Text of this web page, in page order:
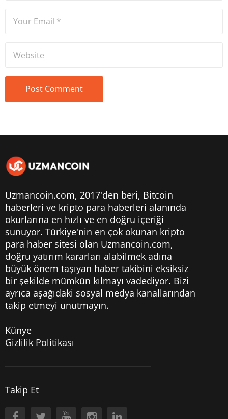
Uzmancoin.com, 2017'den beri, Bitcoin
haberleri ve kripto para haberleri alanında
okurlarına en hızlı ve en doğru içeriği
sunuyor. Türkiye'nin en çok okunan kripto
para haber sitesi olan Uzmancoin.com,
doğru yatırım kararları alabilmek adına
büyük önem taşıyan haber takibini eksiksiz
bir şekilde mümkün kılmayı vadediyor. Bizi
ayrıca aşağıdaki sosyal medya kanallarından
takip etmeyi unutmayın.
Künye
Gizlilik Politikası
Takip Et